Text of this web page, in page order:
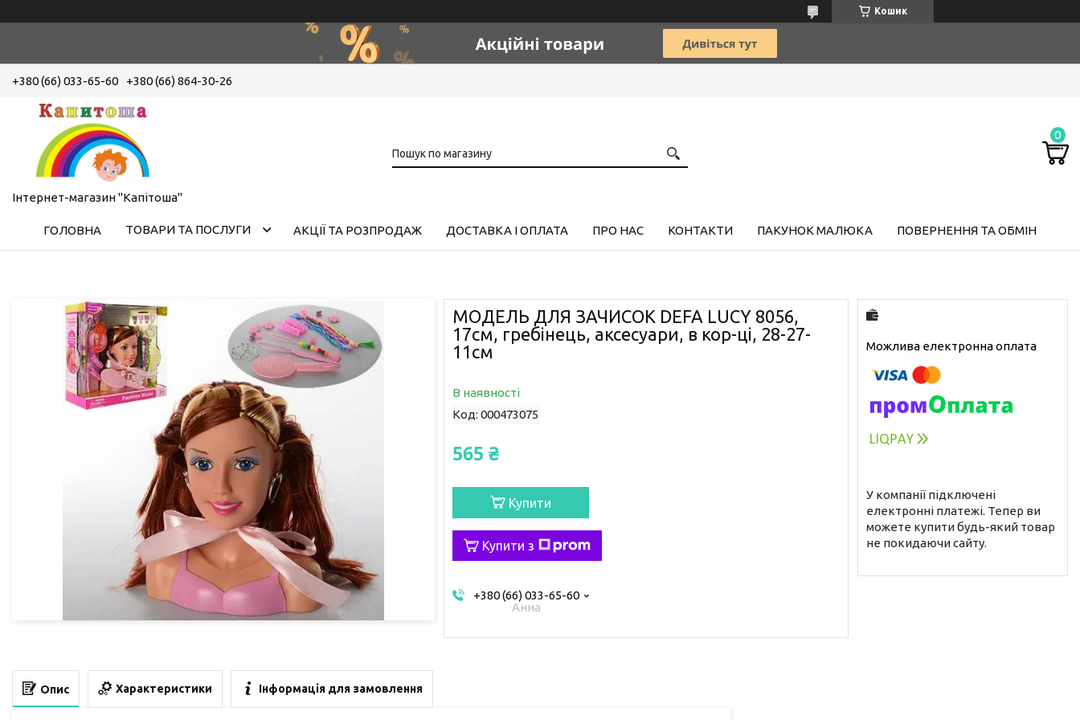
Кошик
+380 (66) 033-65-60 +380 (66) 864-30-26
Інтернет-магазин "Капітоша"
ГОЛОВНА ТОВАРИ ТА ПОСЛУГИ АКЦІЇ ТА РОЗПРОДАЖ ДОСТАВКА І ОПЛАТА ПРО НАС КОНТАКТИ ПАКУНОК МАЛЮКА ПОВЕРНЕННЯ ТА ОБМІН
МОДЕЛЬ ДЛЯ ЗАЧИСОК DEFA LUCY 8056,
17см, гребінець, аксесуари, в кор-ці, 28-27-
11см
В наявності
Код: 000473075
565 ₴
Купити
Купити з
+380 (66) 033-65-60
Анна
У компанії підключені
електронні платежі. Тепер ви
можете купити будь-який товар
не покидаючи сайту.
Опис Характеристики Інформація для замовлення